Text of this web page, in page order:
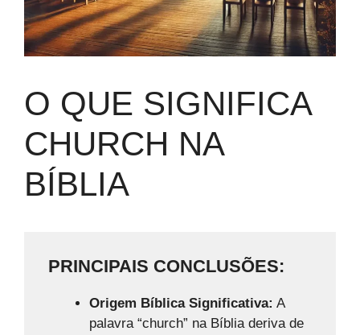
O QUE SIGNIFICA
CHURCH NA
BÍBLIA
PRINCIPAIS CONCLUSÕES:
Origem Bíblica Significativa: A
palavra “church” na Bíblia deriva de